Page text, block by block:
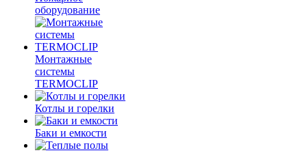
оборудование
Монтажные
системы
TERMOCLIP
Котлы и горелки
Баки и емкости